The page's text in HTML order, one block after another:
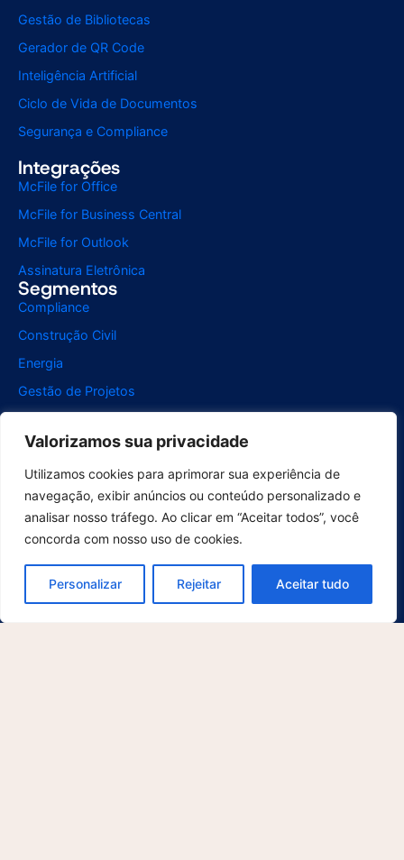
Valorizamos sua privacidade
Utilizamos cookies para aprimorar sua experiência de
navegação, exibir anúncios ou conteúdo personalizado e
analisar nosso tráfego. Ao clicar em “Aceitar todos”, você
concorda com nosso uso de cookies.
Personalizar Rejeitar Aceitar tudo
Gestão de Bibliotecas
Gerador de QR Code
Inteligência Artificial
Ciclo de Vida de Documentos
Segurança e Compliance
Integrações
McFile for Office
McFile for Business Central
McFile for Outlook
Assinatura Eletrônica
Segmentos
Compliance
Construção Civil
Energia
Gestão de Projetos
Jurídico
Recursos Humanos
Saúde
Serviços de Digitalização
Suporte